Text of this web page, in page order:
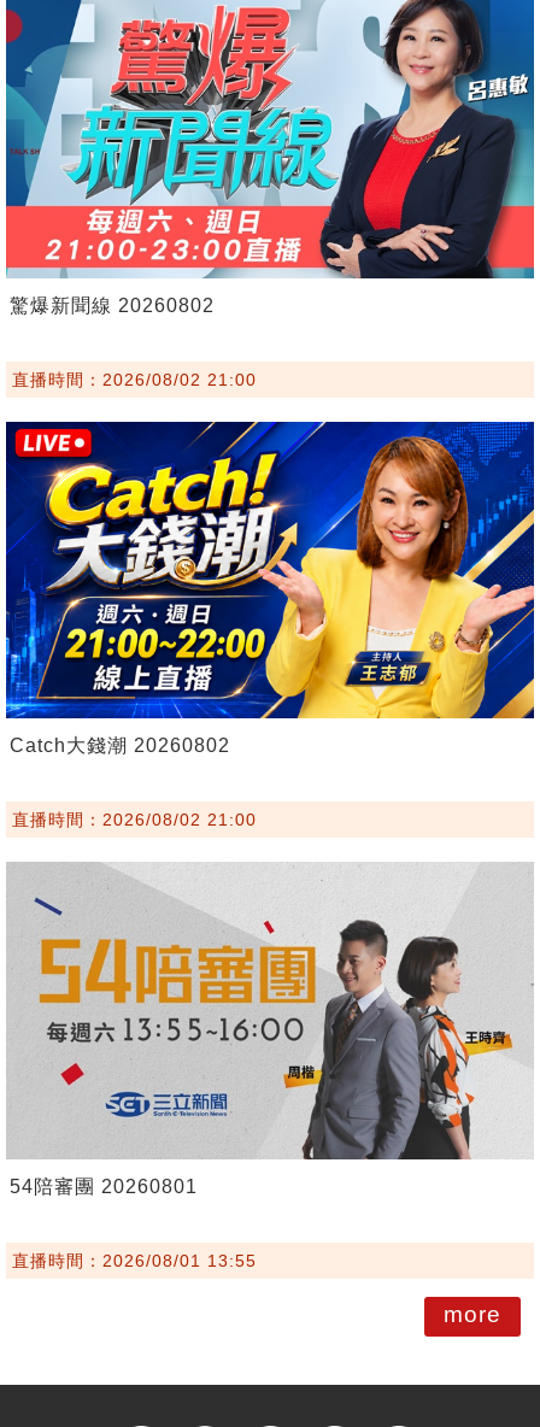
驚爆新聞線 20260802
直播時間：2026/08/02 21:00
Catch大錢潮 20260802
直播時間：2026/08/02 21:00
54陪審團 20260801
直播時間：2026/08/01 13:55
more